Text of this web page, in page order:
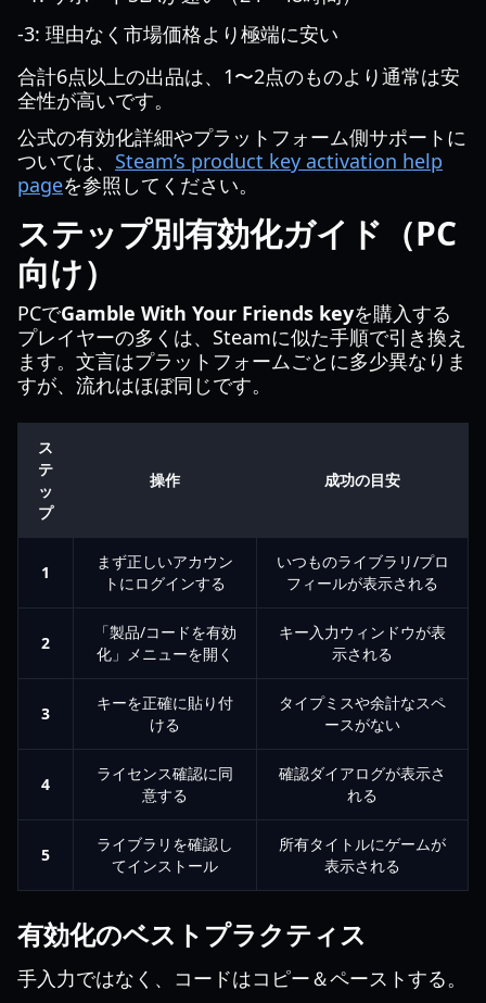
-3: 理由なく市場価格より極端に安い
合計6点以上の出品は、1〜2点のものより通常は安
全性が高いです。
公式の有効化詳細やプラットフォーム側サポートに
ついては、 Steam’s product key activation help
pageを参照してください。
ステップ別有効化ガイド（PC
向け）
PCでGamble With Your Friends keyを購入する
プレイヤーの多くは、Steamに似た手順で引き換え
ます。文言はプラットフォームごとに多少異なりま
すが、流れはほぼ同じです。
ス
テ
ッ
プ
操作 成功の目安
1
まず正しいアカウン
トにログインする
いつものライブラリ/プロ
フィールが表示される
2
「製品/コードを有効
化」メニューを開く
キー入力ウィンドウが表
示される
3
キーを正確に貼り付
ける
タイプミスや余計なスペ
ースがない
4
ライセンス確認に同
意する
確認ダイアログが表示さ
れる
5
ライブラリを確認し
てインストール
所有タイトルにゲームが
表示される
有効化のベストプラクティス
手入力ではなく、コードはコピー＆ペーストする。